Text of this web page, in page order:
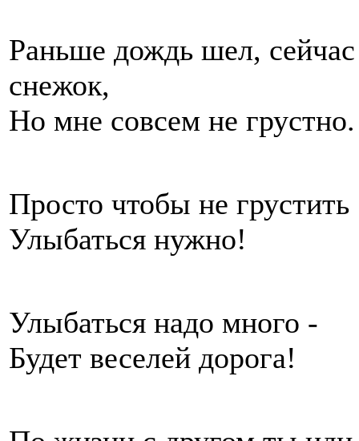
Раньше дождь шел, сейчас
Но мне совсем не грустно.
Просто чтобы не грустить
Улыбаться нужно!
Улыбаться надо много -
Будет веселей дорога!